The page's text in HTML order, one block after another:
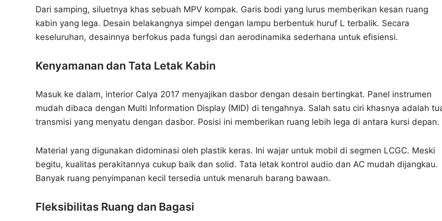
Dari samping, siluetnya khas sebuah MPV kompak. Garis bodi yang lurus memberikan kesan ruang
kabin yang lega. Desain belakangnya simpel dengan lampu berbentuk huruf L terbalik. Secara
keseluruhan, desainnya berfokus pada fungsi dan aerodinamika sederhana untuk efisiensi.
Kenyamanan dan Tata Letak Kabin
Masuk ke dalam, interior Calya 2017 menyajikan dasbor dengan desain bertingkat. Panel instrumen
mudah dibaca dengan Multi Information Display (MID) di tengahnya. Salah satu ciri khasnya adalah
transmisi yang menyatu dengan dasbor. Posisi ini memberikan ruang lebih lega di antara kursi depan.
Material yang digunakan didominasi oleh plastik keras. Ini wajar untuk mobil di segmen LCGC. Meski
begitu, kualitas perakitannya cukup baik dan solid. Tata letak kontrol audio dan AC mudah dijangkau.
Banyak ruang penyimpanan kecil tersedia untuk menaruh barang bawaan.
Fleksibilitas Ruang dan Bagasi